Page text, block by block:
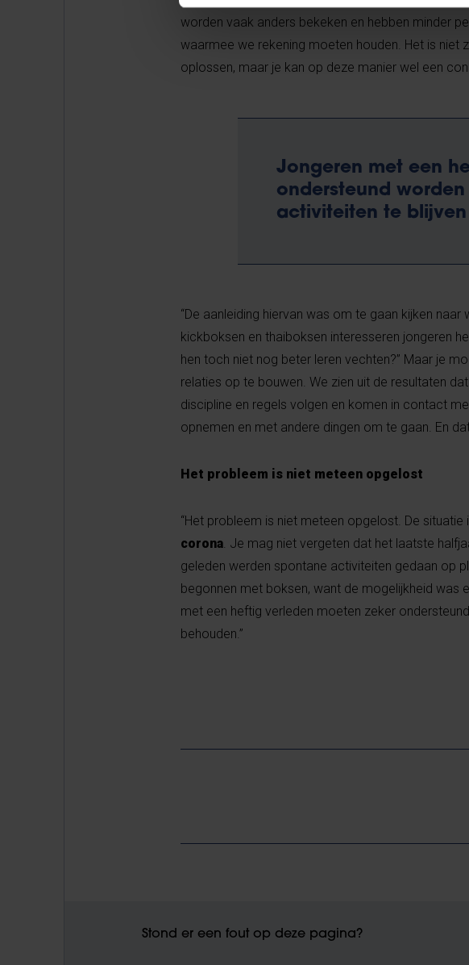
worden vaak anders bekeken en hebben minder
waarmee we rekening moeten houden. Het is
oplossen, maar je kan op deze manier wel een
Jongeren met een
ondersteund
activiteiten te
“De aanleiding hiervan was om te gaan kijken
kickboksen en thaiboksen interesseren jongeren
hen toch niet nog beter leren vechten?” Maar je
relaties op te bouwen. We zien uit de resultaten
discipline en regels volgen en komen in contact
opnemen en met andere dingen om te gaan. En
Het probleem is niet meteen opgelost
“Het probleem is niet meteen opgelost. De
corona . Je mag niet vergeten dat het laatste
geleden werden spontane activiteiten gedaan op
begonnen met boksen, want de mogelijkheid was
met een heftig verleden moeten zeker
behouden.”
Stond er een fout op deze pagina?